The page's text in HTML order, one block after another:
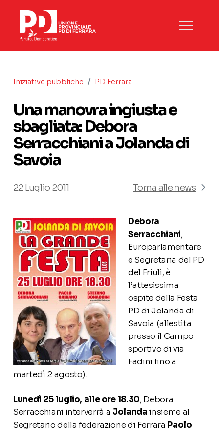
Iniziative pubbliche / PD Ferrara
Una manovra ingiusta e
sbagliata: Debora
Serracchiani a Jolanda di
Savoia
22 Luglio 2011 Torna alle news
Debora
Serracchiani,
Europarlamentare
e Segretaria del PD
del Friuli, è
l’attesissima
ospite della Festa
PD di Jolanda di
Savoia (allestita
presso il Campo
sportivo di via
Fadini fino a
martedì 2 agosto).
Lunedì 25 luglio, alle ore 18.30, Debora
Serracchiani interverrà a Jolandainsieme al
Segretario della federazione di Ferrara Paolo